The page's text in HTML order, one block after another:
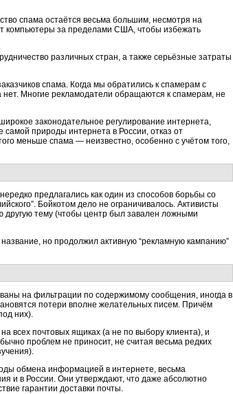
спама остаётся весьма большим, несмотря на
компьютеры за пределами США, чтобы избежать
различных стран, а также серьёзные затраты
спама. Когда мы обратились к спамерам с
нет. Многие рекламодатели обращаются к спамерам, не
законодательное регулирование интернета,
природы интернета в России, отказ от
меньше спама — неизвестно, особенно с учётом того,
предлагались как один из способов борьбы со
Бойкотом дело не ограничивалось. Активисты
другую тему (чтобы центр был завален ложными
но продолжил активную “рекламную кампанию”
на фильтрации по содержимому сообщения, иногда в
потери вполне желательных писем. Причём
них).
всех почтовых ящиках (а не по выбору клиента), и
проблем не приносит, не считая весьма редких
обмена информацией в интернете, весьма
и в России. Они утверждают, что даже абсолютно
гарантии доставки почты.